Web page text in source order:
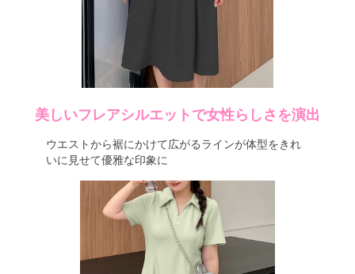
美しいフレアシルエットで女性らしさを演出
ウエストから裾にかけて広がるラインが体型をきれ
いに見せて優雅な印象に